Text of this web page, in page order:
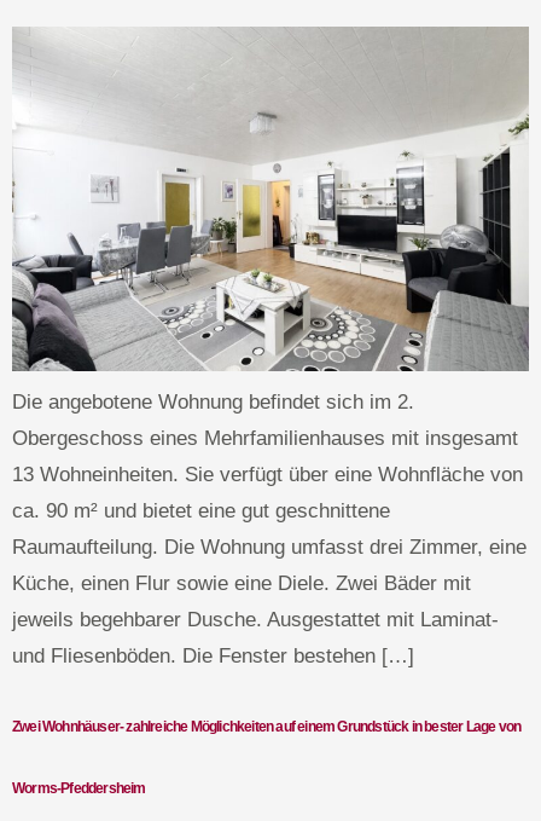
Die angebotene Wohnung befindet sich im 2.
Obergeschoss eines Mehrfamilienhauses mit insgesamt
13 Wohneinheiten. Sie verfügt über eine Wohnfläche von
ca. 90 m² und bietet eine gut geschnittene
Raumaufteilung. Die Wohnung umfasst drei Zimmer, eine
Küche, einen Flur sowie eine Diele. Zwei Bäder mit
jeweils begehbarer Dusche. Ausgestattet mit Laminat-
und Fliesenböden. Die Fenster bestehen […]
Zwei Wohnhäuser- zahlreiche Möglichkeiten auf einem Grundstück in bester Lage von
Worms-Pfeddersheim